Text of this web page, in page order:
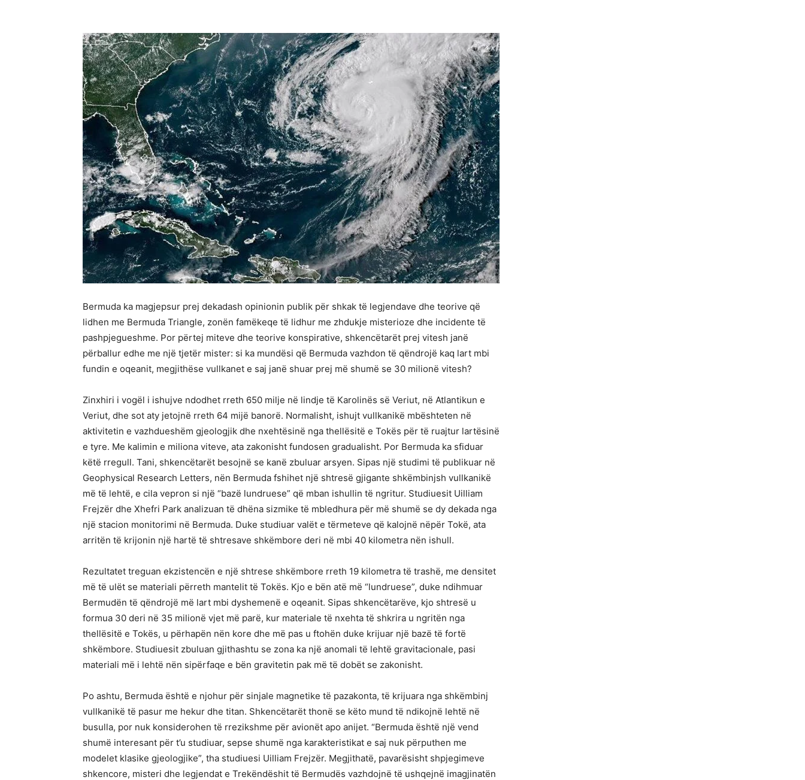
Bermuda ka magjepsur prej dekadash opinionin publik për shkak të legjendave dhe teorive që
lidhen me Bermuda Triangle, zonën famëkeqe të lidhur me zhdukje misterioze dhe incidente të
pashpjegueshme. Por përtej miteve dhe teorive konspirative, shkencëtarët prej vitesh janë
përballur edhe me një tjetër mister: si ka mundësi që Bermuda vazhdon të qëndrojë kaq lart mbi
fundin e oqeanit, megjithëse vullkanet e saj janë shuar prej më shumë se 30 milionë vitesh?
Zinxhiri i vogël i ishujve ndodhet rreth 650 milje në lindje të Karolinës së Veriut, në Atlantikun e
Veriut, dhe sot aty jetojnë rreth 64 mijë banorë. Normalisht, ishujt vullkanikë mbështeten në
aktivitetin e vazhdueshëm gjeologjik dhe nxehtësinë nga thellësitë e Tokës për të ruajtur lartësinë
e tyre. Me kalimin e miliona viteve, ata zakonisht fundosen gradualisht. Por Bermuda ka sfiduar
këtë rregull. Tani, shkencëtarët besojnë se kanë zbuluar arsyen. Sipas një studimi të publikuar në
Geophysical Research Letters, nën Bermuda fshihet një shtresë gjigante shkëmbinjsh vullkanikë
më të lehtë, e cila vepron si një “bazë lundruese” që mban ishullin të ngritur. Studiuesit Uilliam
Frejzër dhe Xhefri Park analizuan të dhëna sizmike të mbledhura për më shumë se dy dekada nga
një stacion monitorimi në Bermuda. Duke studiuar valët e tërmeteve që kalojnë nëpër Tokë, ata
arritën të krijonin një hartë të shtresave shkëmbore deri në mbi 40 kilometra nën ishull.
Rezultatet treguan ekzistencën e një shtrese shkëmbore rreth 19 kilometra të trashë, me densitet
më të ulët se materiali përreth mantelit të Tokës. Kjo e bën atë më “lundruese”, duke ndihmuar
Bermudën të qëndrojë më lart mbi dyshemenë e oqeanit. Sipas shkencëtarëve, kjo shtresë u
formua 30 deri në 35 milionë vjet më parë, kur materiale të nxehta të shkrira u ngritën nga
thellësitë e Tokës, u përhapën nën kore dhe më pas u ftohën duke krijuar një bazë të fortë
shkëmbore. Studiuesit zbuluan gjithashtu se zona ka një anomali të lehtë gravitacionale, pasi
materiali më i lehtë nën sipërfaqe e bën gravitetin pak më të dobët se zakonisht.
Po ashtu, Bermuda është e njohur për sinjale magnetike të pazakonta, të krijuara nga shkëmbinj
vullkanikë të pasur me hekur dhe titan. Shkencëtarët thonë se këto mund të ndikojnë lehtë në
busulla, por nuk konsiderohen të rrezikshme për avionët apo anijet. “Bermuda është një vend
shumë interesant për t’u studiuar, sepse shumë nga karakteristikat e saj nuk përputhen me
modelet klasike gjeologjike”, tha studiuesi Uilliam Frejzër. Megjithatë, pavarësisht shpjegimeve
shkencore, misteri dhe legjendat e Trekëndëshit të Bermudës vazhdojnë të ushqejnë imagjinatën